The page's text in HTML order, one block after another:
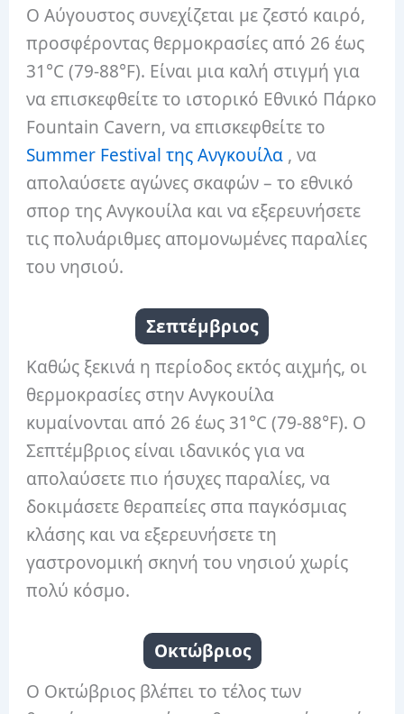
Ο Αύγουστος συνεχίζεται με ζεστό καιρό,
προσφέροντας θερμοκρασίες από 26 έως
31°C (79-88°F). Είναι μια καλή στιγμή για
να επισκεφθείτε το ιστορικό Εθνικό Πάρκο
Fountain Cavern, να επισκεφθείτε το
Summer Festival της Ανγκουίλα , να
απολαύσετε αγώνες σκαφών – το εθνικό
σπορ της Ανγκουίλα και να εξερευνήσετε
τις πολυάριθμες απομονωμένες παραλίες
του νησιού.
Σεπτέμβριος
Καθώς ξεκινά η περίοδος εκτός αιχμής, οι
θερμοκρασίες στην Ανγκουίλα
κυμαίνονται από 26 έως 31°C (79-88°F). Ο
Σεπτέμβριος είναι ιδανικός για να
απολαύσετε πιο ήσυχες παραλίες, να
δοκιμάσετε θεραπείες σπα παγκόσμιας
κλάσης και να εξερευνήσετε τη
γαστρονομική σκηνή του νησιού χωρίς
πολύ κόσμο.
Οκτώβριος
Ο Οκτώβριος βλέπει το τέλος των